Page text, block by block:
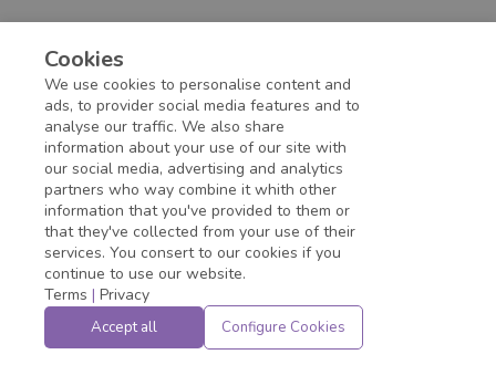
#L1-BK1
Application deadline expired!
Cookies
We use cookies to personalise content and
ads, to provider social media features and to
analyse our traffic. We also share
information about your use of our site with
our social media, advertising and analytics
partners who way combine it whith other
information that you've provided to them or
that they've collected from your use of their
services. You consert to our cookies if you
continue to use our website.
Terms | Privacy
Accept all Configure Cookies